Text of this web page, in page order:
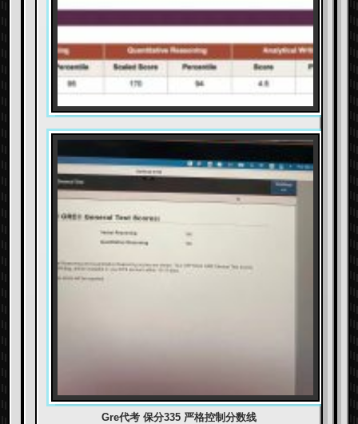
Gre代考 保分335 严格控制分数线